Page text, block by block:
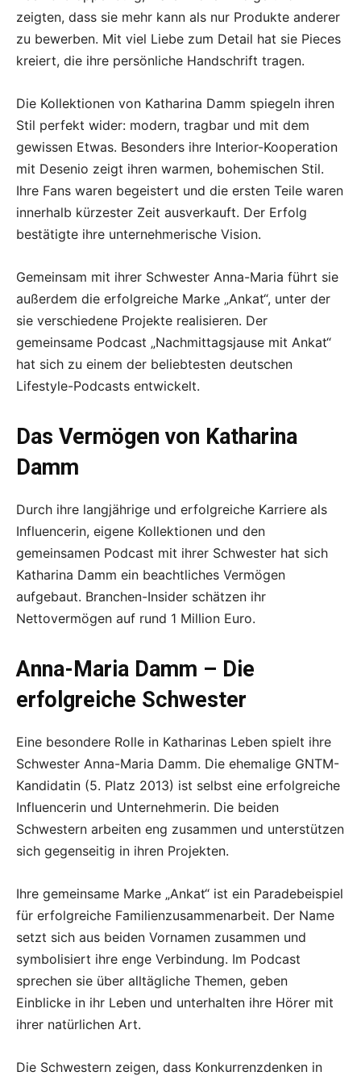
zeigten, dass sie mehr kann als nur Produkte anderer
zu bewerben. Mit viel Liebe zum Detail hat sie Pieces
kreiert, die ihre persönliche Handschrift tragen.
Die Kollektionen von Katharina Damm spiegeln ihren
Stil perfekt wider: modern, tragbar und mit dem
gewissen Etwas. Besonders ihre Interior-Kooperation
mit Desenio zeigt ihren warmen, bohemischen Stil.
Ihre Fans waren begeistert und die ersten Teile waren
innerhalb kürzester Zeit ausverkauft. Der Erfolg
bestätigte ihre unternehmerische Vision.
Gemeinsam mit ihrer Schwester Anna-Maria führt sie
außerdem die erfolgreiche Marke „Ankat“, unter der
sie verschiedene Projekte realisieren. Der
gemeinsame Podcast „Nachmittagsjause mit Ankat“
hat sich zu einem der beliebtesten deutschen
Lifestyle-Podcasts entwickelt.
Das Vermögen von Katharina
Damm
Durch ihre langjährige und erfolgreiche Karriere als
Influencerin, eigene Kollektionen und den
gemeinsamen Podcast mit ihrer Schwester hat sich
Katharina Damm ein beachtliches Vermögen
aufgebaut. Branchen-Insider schätzen ihr
Nettovermögen auf rund 1 Million Euro.
Anna-Maria Damm – Die
erfolgreiche Schwester
Eine besondere Rolle in Katharinas Leben spielt ihre
Schwester Anna-Maria Damm. Die ehemalige GNTM-
Kandidatin (5. Platz 2013) ist selbst eine erfolgreiche
Influencerin und Unternehmerin. Die beiden
Schwestern arbeiten eng zusammen und unterstützen
sich gegenseitig in ihren Projekten.
Ihre gemeinsame Marke „Ankat“ ist ein Paradebeispiel
für erfolgreiche Familienzusammenarbeit. Der Name
setzt sich aus beiden Vornamen zusammen und
symbolisiert ihre enge Verbindung. Im Podcast
sprechen sie über alltägliche Themen, geben
Einblicke in ihr Leben und unterhalten ihre Hörer mit
ihrer natürlichen Art.
Die Schwestern zeigen, dass Konkurrenzdenken in